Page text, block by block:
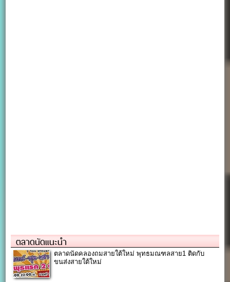
ตลาดนัดแนะนำ
ตลาดนัดคลองถมสายใต้ใหม่ พุทธมณฑลสาย1 ติดกับ
ขนส่งสายใต้ใหม่